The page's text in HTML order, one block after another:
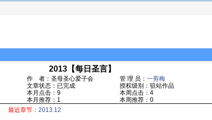
2013【每日圣言】
作 者：圣母圣心爱子会 管 理 员： 一剪梅
文章状态：已完成 授权级别：驻站作品
本月点击：9 本周点击：4
本月推荐：1
本周推荐：0
最近章节： 2013.12